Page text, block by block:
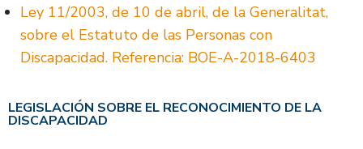
Ley 11/2003, de 10 de abril, de la Generalitat,
sobre el Estatuto de las Personas con
Discapacidad. Referencia: BOE-A-2018-6403
LEGISLACIÓN SOBRE EL RECONOCIMIENTO DE LA
DISCAPACIDAD